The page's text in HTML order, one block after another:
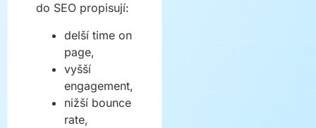
do SEO propisují:
delší time on
page,
vyšší
engagement,
nižší bounce
rate,